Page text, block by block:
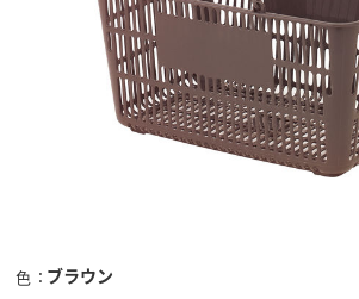
色 ブラウン